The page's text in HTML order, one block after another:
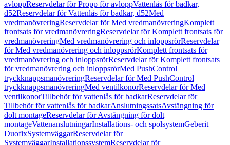
avloppReservdelar för Propp för avloppVattenlås för badkar,
d52Reservdelar för Vattenlås för badkar, d52Med
vredmanövreringReservdelar för Med vredmanövreringKomplett
frontsats för vredmanövreringReservdelar för Komplett frontsats för
vredmanövreringMed vredmanövrering och inloppsrörReservdelar
för Med vredmanövrering och inloppsrörKomplett frontsats för
vredmanövrering och inloppsrörReservdelar för Komplett frontsats
för vredmanövrering och inloppsrörMed PushControl
tryckknappsmanövreringReservdelar för Med PushControl
tryckknappsmanövreringMed ventilkonorReservdelar för Med
ventilkonorTillbehör för vattenlås för badkarReservdelar för
Tillbehör för vattenlås för badkarAnslutningssatsAvstängning för
dolt montageReservdelar för Avstängning för dolt
montageVattenanslutningarInstallations- och spolsystemGeberit
DuofixSystemväggarReservdelar för
SystemväggarInstallationssystemReservdelar för